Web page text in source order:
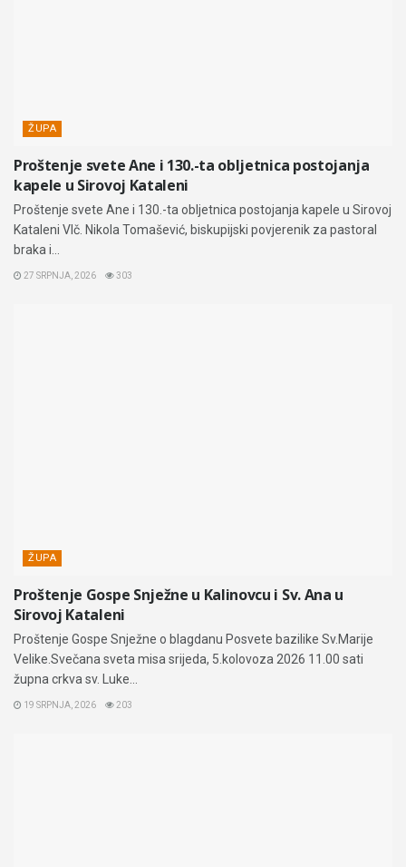
ŽUPA
Proštenje svete Ane i 130.-ta obljetnica postojanja
kapele u Sirovoj Kataleni
Proštenje svete Ane i 130.-ta obljetnica postojanja kapele u Sirovoj
Kataleni Vlč. Nikola Tomašević, biskupijski povjerenik za pastoral
braka i...
27 SRPNJA, 2026 303
ŽUPA
Proštenje Gospe Snježne u Kalinovcu i Sv. Ana u
Sirovoj Kataleni
Proštenje Gospe Snježne o blagdanu Posvete bazilike Sv.Marije
Velike.Svečana sveta misa srijeda, 5.kolovoza 2026 11.00 sati
župna crkva sv. Luke...
19 SRPNJA, 2026 203